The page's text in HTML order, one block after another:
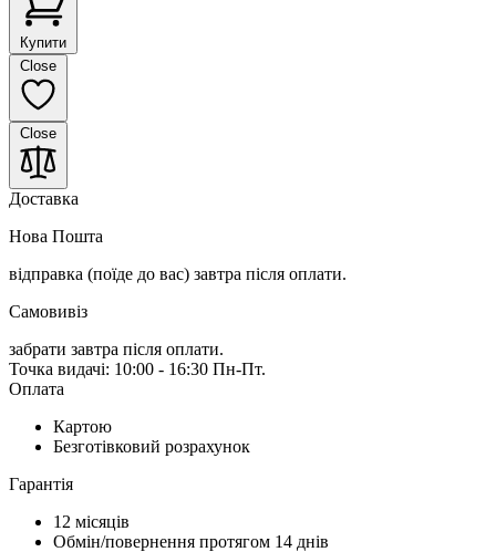
Купити
Close
Close
Доставка
Нова Пошта
відправка (поїде до вас) завтра після оплати.
Самовивіз
забрати завтра після оплати.
Точка видачі: 10:00 - 16:30 Пн-Пт.
Оплата
Картою
Безготівковий розрахунок
Гарантія
12 місяців
Обмін/повернення протягом 14 днів